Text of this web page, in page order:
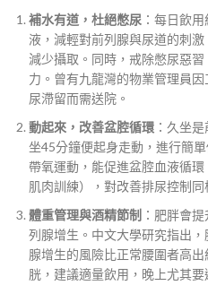
補水有道，杜絕憋尿 ：每日飲
液，減輕對前列腺與尿道的刺
減少攝取。同時，戒除憋尿惡
力。曾有九龍灣的物業管理員
尿滯留而需送院。
動起來，改善盆腔循環 ：久坐
坐45分鐘便起身走動，進行簡
帶氧運動，能促進盆腔血液循
肌肉訓練），對改善排尿控制同
體重管理與酒精節制 ：肥胖會
列腺增生。中文大學研究指出
腺增生的風險比正常腰圍者高
胱，建議適量飲用，晚上尤其要